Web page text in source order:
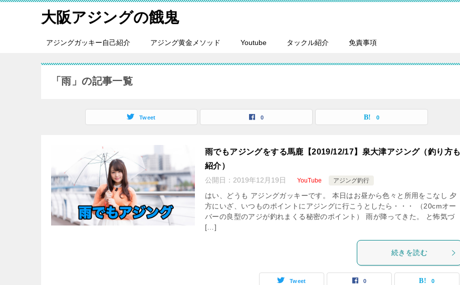
大阪アジングの餓鬼
アジングガッキー自己紹介 アジング黄金メソッド Youtube タックル紹介 免責事項
「雨」の記事一覧
Tweet 0 0
雨でもアジングをする馬鹿【2019/12/17】泉大津アジング（釣り方も
紹介）
公開日： 2019年12月19日 YouTube アジング釣行
はい、どうも アジングガッキーです。 本日はお昼から色々と所用をこなし 夕
方にいざ、いつものポイントにアジングに行こうとしたら・・・ （20cmオー
バーの良型のアジが釣れまくる秘密のポイント） 雨が降ってきた。 と怖気づ
[…]
続きを読む
Tweet 0 0